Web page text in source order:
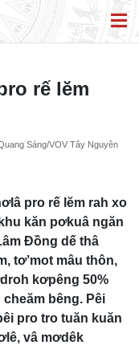
rế lĕm
Sáng/VOV Tây Nguyên
pro rế lĕm rah xo
kăn pơkuâ ngăn
Đồng dế thâ
tơ’mot mâu thôn,
kơpêng 50%
bêng. Pêi
pro tro tuăn kuăn
vâ mơdêk